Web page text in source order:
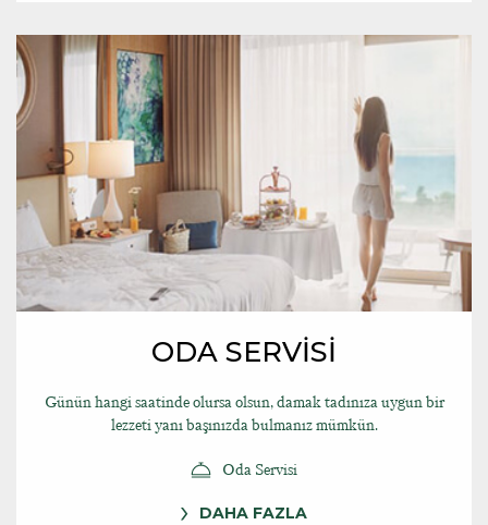
ODA SERVİSİ
Günün hangi saatinde olursa olsun, damak tadınıza uygun bir
lezzeti yanı başınızda bulmanız mümkün.
Oda Servisi
DAHA FAZLA